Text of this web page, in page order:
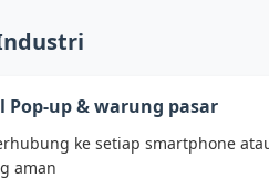
Pop-up & warung pasar
ke setiap smartphone
aman